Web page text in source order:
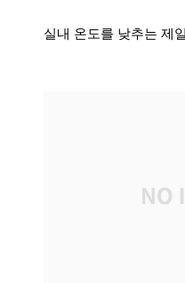
실내 온도를 낮추는 제